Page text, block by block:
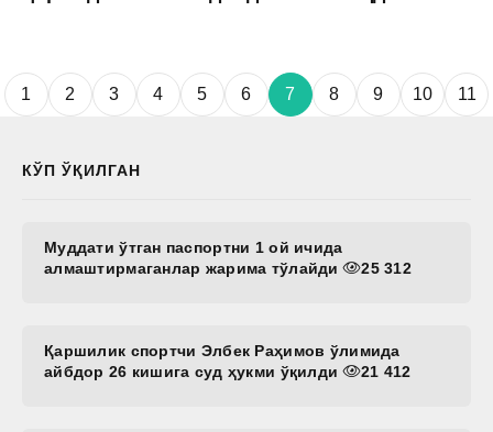
1 2 3 4 5 6 7 8 9 10 11
КЎП ЎҚИЛГАН
Муддати ўтган паспортни 1 ой ичида
алмаштирмаганлар жарима тўлайди
25 312
Қаршилик спортчи Элбек Раҳимов ўлимида
айбдор 26 кишига суд ҳукми ўқилди
21 412